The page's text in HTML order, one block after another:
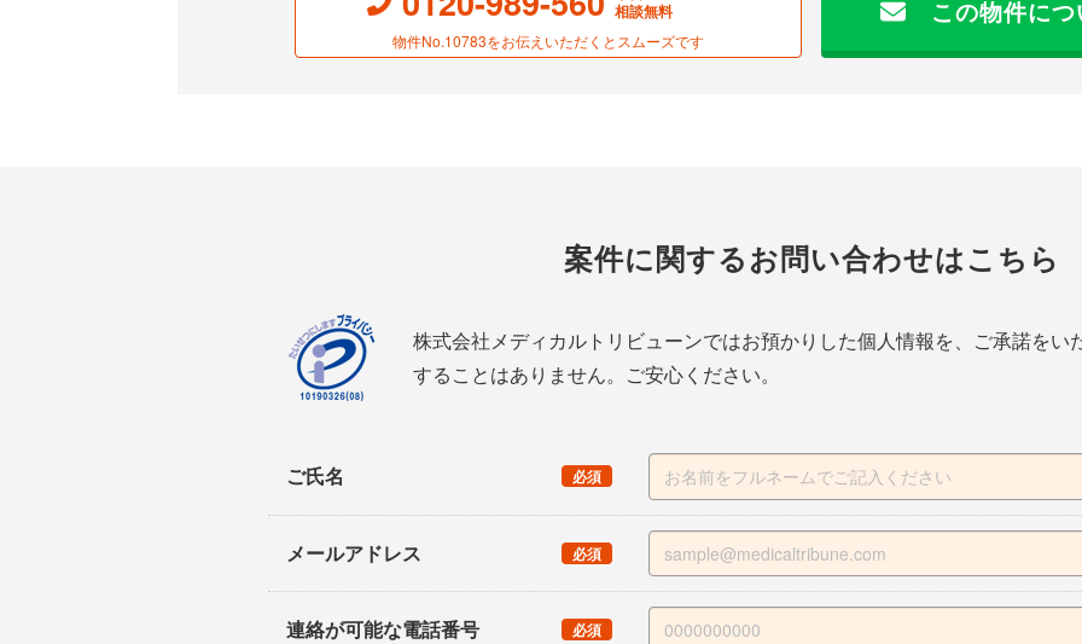
相談無料
物件No.10783をお伝えいただくとスムーズです
この物件に
案件に関するお問い合わせはこちら
株式会社メディカルトリビューンではお預かりした個人情報を、ご承諾をい
することはありません。ご安心ください。
ご氏名 （
必須）
メールアドレス （
必須）
連絡が可能な電話番号 （
必須）